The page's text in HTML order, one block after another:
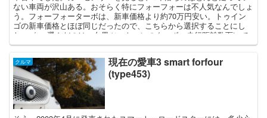
12月にはスイフトも発表された。で、このスイフトのデザインなん
ですが、最初はまったく理解できなかったことを告白します。前モデ
ルと比べボリューム感はなくなっているし、ストレートが強調されて
いたウエストラインは変な抑揚が付いてしまった。おまけにCピラー
が樹脂パネルで上下二分割されていて、何年かすると黒の樹脂パネル
に発表されていたバレーノとの共通点もいくつか感じられ、私の中で
失敗デザイン確定となりました。 ところが1年経ち、2年経った頃、
このスイフト（スポーツ）が段々格好良く見えてきました。これは非
常に珍しいことです。国産車の場合、だいたい最初は格好良く見えて
も時が経つにつれて陳腐化し、格好悪くなる。スイフトは従来の国産
車のパターンと違いました。現在でもスイフトのデザインは国産車ナ
ない車両が沢山ある。おそらく特にフォーフォーは不人気なんでしょ
う。フォーフォーターボは、新車価格より約70万円安い。トゥイン
ゴの新車価格とほぼ同じだったので、こちらから選択することにし
た。</p> 選んだのは、白黒ツートーンのターボ。走行距離数百㎞で
した。新車価格が高いこともあり、特にインテリアの高級感は、トゥ
が家のクルマになり、日々接してみると、本当にスマートの素晴らし
さに驚きの連続でした。
クルマ
現在の愛車3 smart forfour
(type453)